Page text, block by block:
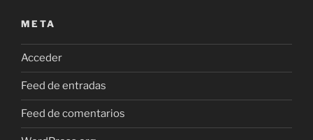
META
Acceder
Feed de entradas
Feed de comentarios